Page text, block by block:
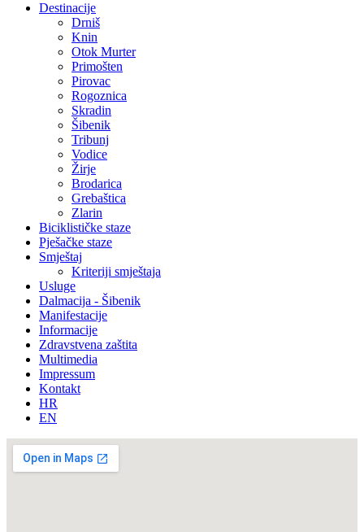
Destinacije
Drniš
Knin
Otok Murter
Primošten
Pirovac
Rogoznica
Skradin
Šibenik
Tribunj
Vodice
Žirje
Brodarica
Grebaštica
Zlarin
Biciklističke staze
Pješačke staze
Smještaj
Kriteriji smještaja
Usluge
Dalmacija - Šibenik
Manifestacije
Informacije
Zdravstvena zaštita
Multimedia
Impressum
Kontakt
HR
EN